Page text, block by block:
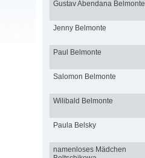
Gustav Abendana Belmonte
Jenny Belmonte
Paul Belmonte
Salomon Belmonte
Wilibald Belmonte
Paula Belsky
namenloses Mädchen